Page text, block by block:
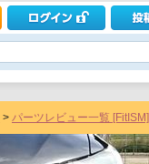
> パーツレビュー一覧 [FitISM]